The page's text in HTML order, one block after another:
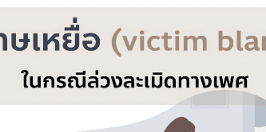
หลักสูตรปริญญาตรี
หลักสู
ปริญญา
ผลงานตีพิมพ์
งานประชุมวิชาการ
งานประชุมวิชาการระดับนานา
TICP 2023
PSY Stats
ศูนย์สุขภาวะท
ศูนย์จิตวิทยาเพื่
Life Di
เส
โค
ตำแ